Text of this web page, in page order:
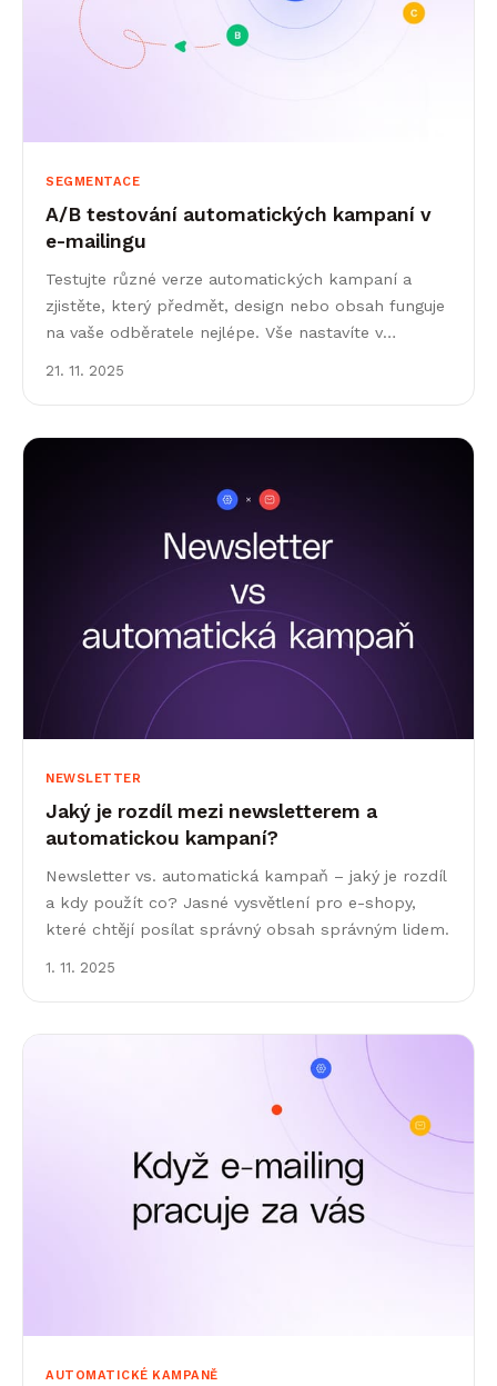
SEGMENTACE
A/B testování automatických kampaní v
e-mailingu
Testujte různé verze automatických kampaní a
zjistěte, který předmět, design nebo obsah funguje
na vaše odběratele nejlépe. Vše nastavíte v
21. 11. 2025
NEWSLETTER
Jaký je rozdíl mezi newsletterem a
automatickou kampaní?
Newsletter vs. automatická kampaň – jaký je rozdíl
a kdy použít co? Jasné vysvětlení pro e-shopy,
které chtějí posílat správný obsah správným lidem.
1. 11. 2025
AUTOMATICKÉ KAMPANĚ